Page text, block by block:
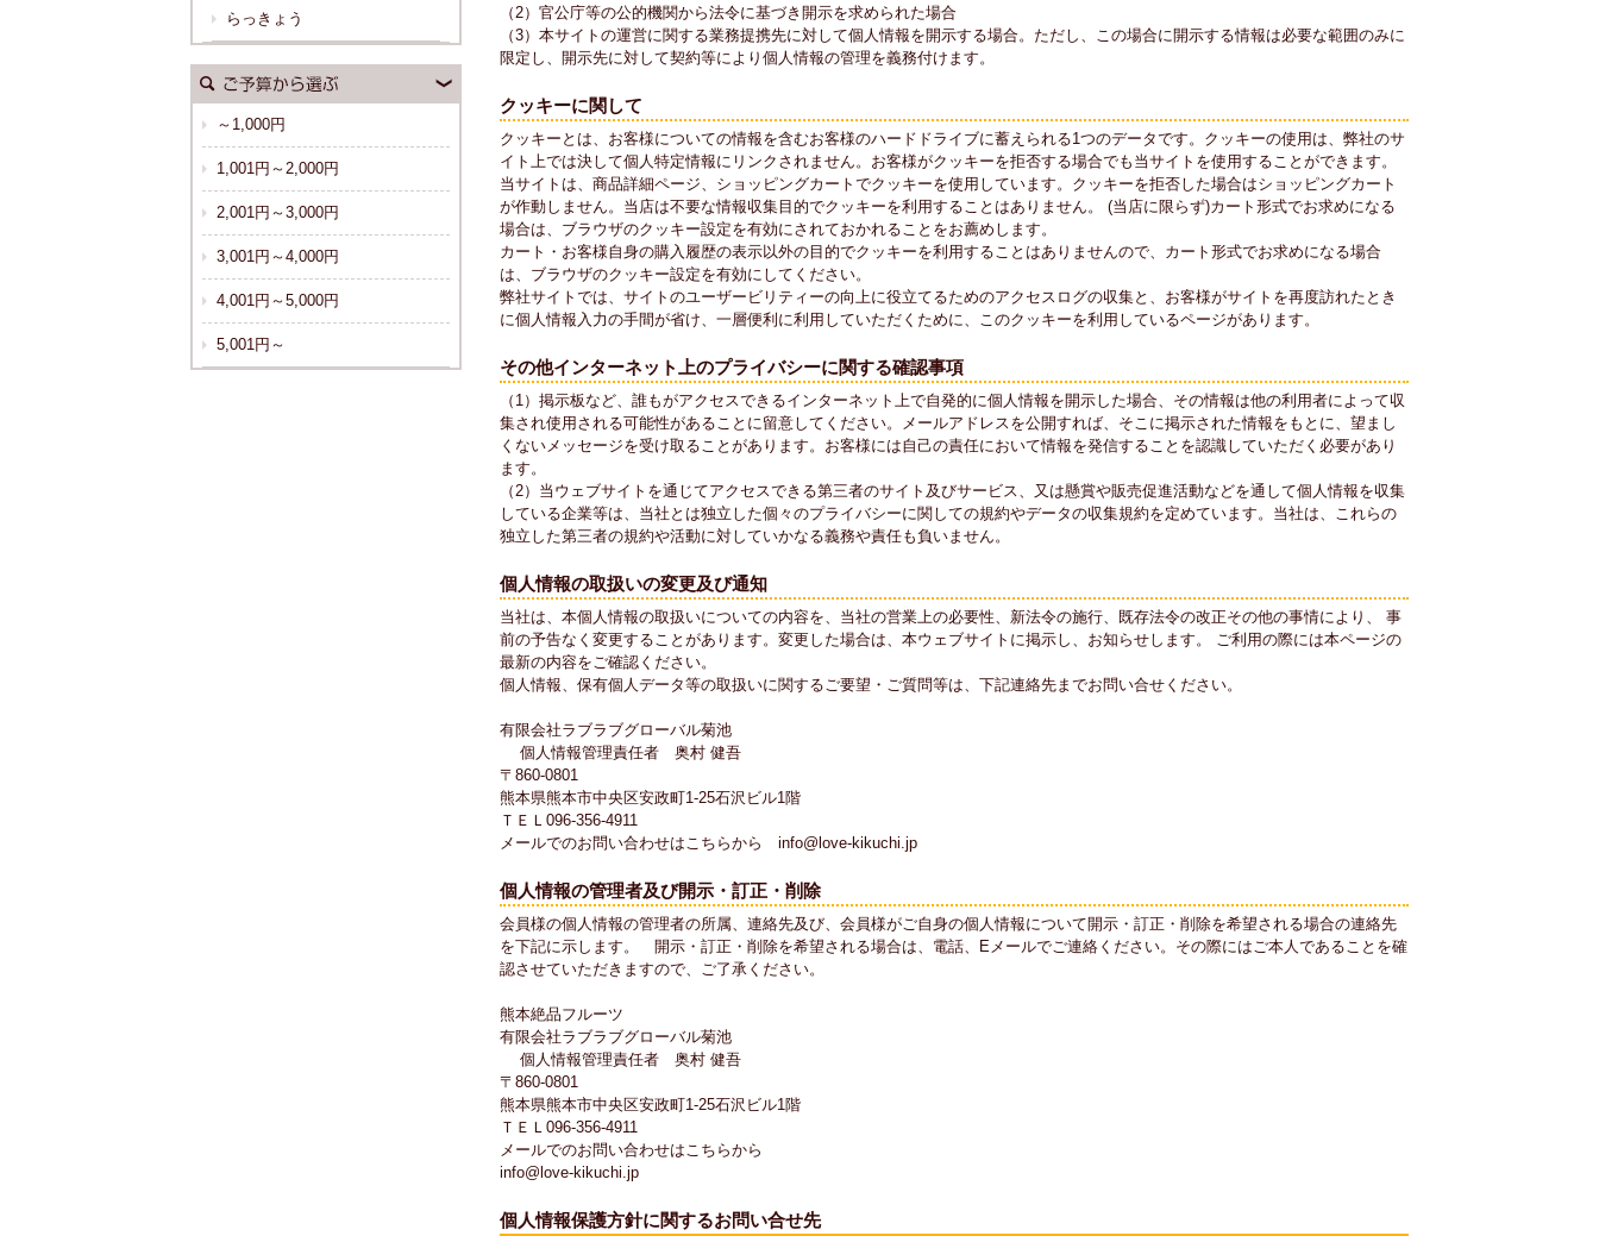
らっきょう
～1,000円
1,001円～2,000円
2,001円～3,000円
3,001円～4,000円
4,001円～5,000円
5,001円～
（2）官公庁等の公的機関から法令に基づき開示を求められた場合
（3）本サイトの運営に関する業務提携先に対して個人情報を開示する場合。ただし、この場合に開示する情報は必要な範囲のみに
限定し、開示先に対して契約等により個人情報の管理を義務付けます。
クッキーに関して
クッキーとは、お客様についての情報を含むお客様のハードドライブに蓄えられる1つのデータです。クッキーの使用は、弊社のサ
イト上では決して個人特定情報にリンクされません。お客様がクッキーを拒否する場合でも当サイトを使用することができます。
当サイトは、商品詳細ページ、ショッピングカートでクッキーを使用しています。クッキーを拒否した場合はショッピングカート
が作動しません。当店は不要な情報収集目的でクッキーを利用することはありません。 (当店に限らず)カート形式でお求めになる
場合は、ブラウザのクッキー設定を有効にされておかれることをお薦めします。
カート・お客様自身の購入履歴の表示以外の目的でクッキーを利用することはありませんので、カート形式でお求めになる場合
は、ブラウザのクッキー設定を有効にしてください。
弊社サイトでは、サイトのユーザービリティーの向上に役立てるためのアクセスログの収集と、お客様がサイトを再度訪れたとき
に個人情報入力の手間が省け、一層便利に利用していただくために、このクッキーを利用しているページがあります。
その他インターネット上のプライバシーに関する確認事項
（1）掲示板など、誰もがアクセスできるインターネット上で自発的に個人情報を開示した場合、その情報は他の利用者によって収
集され使用される可能性があることに留意してください。メールアドレスを公開すれば、そこに掲示された情報をもとに、望まし
くないメッセージを受け取ることがあります。お客様には自己の責任において情報を発信することを認識していただく必要があり
ます。
（2）当ウェブサイトを通じてアクセスできる第三者のサイト及びサービス、又は懸賞や販売促進活動などを通して個人情報を収集
している企業等は、当社とは独立した個々のプライバシーに関しての規約やデータの収集規約を定めています。当社は、これらの
独立した第三者の規約や活動に対していかなる義務や責任も負いません。
個人情報の取扱いの変更及び通知
当社は、本個人情報の取扱いについての内容を、当社の営業上の必要性、新法令の施行、既存法令の改正その他の事情により、 事
前の予告なく変更することがあります。変更した場合は、本ウェブサイトに掲示し、お知らせします。 ご利用の際には本ページの
最新の内容をご確認ください。
個人情報、保有個人データ等の取扱いに関するご要望・ご質問等は、下記連絡先までお問い合せください。
有限会社ラブラブグローバル菊池
個人情報管理責任者 奥村 健吾
〒860-0801
熊本県熊本市中央区安政町1-25石沢ビル1階
ＴＥＬ096-356-4911
メールでのお問い合わせはこちらから info@love-kikuchi.jp
個人情報の管理者及び開示・訂正・削除
会員様の個人情報の管理者の所属、連絡先及び、会員様がご自身の個人情報について開示・訂正・削除を希望される場合の連絡先
を下記に示します。 開示・訂正・削除を希望される場合は、電話、Eメールでご連絡ください。その際にはご本人であることを確
認させていただきますので、ご了承ください。
熊本絶品フルーツ
有限会社ラブラブグローバル菊池
個人情報管理責任者 奥村 健吾
〒860-0801
熊本県熊本市中央区安政町1-25石沢ビル1階
ＴＥＬ096-356-4911
メールでのお問い合わせはこちらから
info@love-kikuchi.jp
個人情報保護方針に関するお問い合せ先